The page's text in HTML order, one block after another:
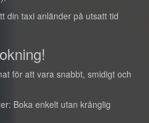
din taxi anländer på utsatt tid
för att vara snabbt, smidigt och
Boka enkelt utan krånglig